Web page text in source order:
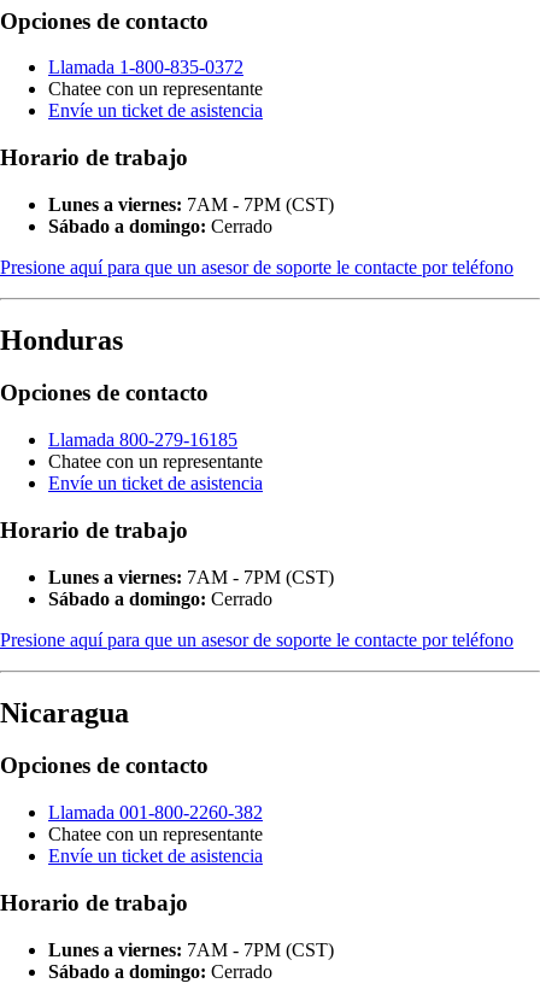
Opciones de contacto
Llamada 1-800-835-0372
Chatee con un representante
Envíe un ticket de asistencia
Horario de trabajo
Lunes a viernes: 7AM - 7PM (CST)
Sábado a domingo: Cerrado
Presione aquí para que un asesor de soporte le contacte por teléfono
Honduras
Opciones de contacto
Llamada 800-279-16185
Chatee con un representante
Envíe un ticket de asistencia
Horario de trabajo
Lunes a viernes: 7AM - 7PM (CST)
Sábado a domingo: Cerrado
Presione aquí para que un asesor de soporte le contacte por teléfono
Nicaragua
Opciones de contacto
Llamada 001-800-2260-382
Chatee con un representante
Envíe un ticket de asistencia
Horario de trabajo
Lunes a viernes: 7AM - 7PM (CST)
Sábado a domingo: Cerrado